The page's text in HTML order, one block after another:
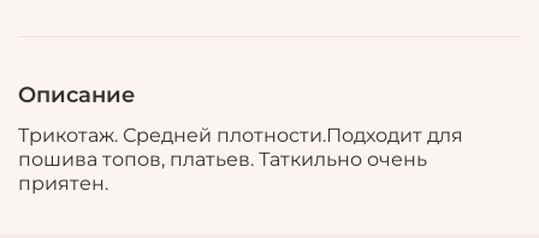
Описание
Трикотаж. Средней плотности.Подходит для
пошива топов, платьев. Таткильно очень
приятен.